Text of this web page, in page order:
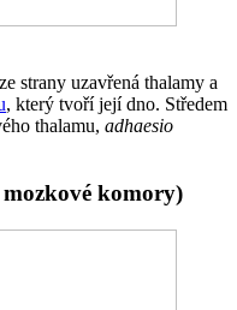
strany uzavřená thalamy a
, který tvoří její dno. Středem
thalamu, adhaesio
komory)